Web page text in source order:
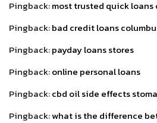
Pingback:most trusted quick loans
Pingback:bad credit loans
Pingback:payday loans stores
Pingback:online personal loans
Pingback:cbd oil side effects
Pingback:what is the difference